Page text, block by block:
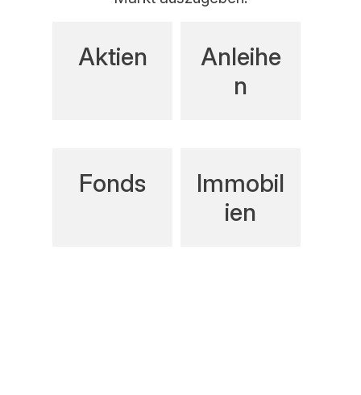
Aktien
Anleihe
n
Fonds
Immobil
ien